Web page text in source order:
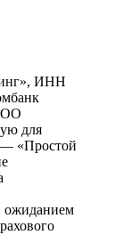
ИНН
для
— «Простой
ожиданием